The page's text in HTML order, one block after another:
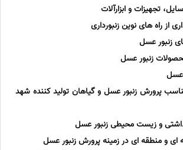
تجهیزات و ابزارآلات
از راه های نوین زنبورداری
زنبور عسل
زنبور عسل
عسل
پرورش زنبور عسل و گیاهان تولید کننده شهد
و زیست محیطی زنبور عسل
ای و منطقه ای در زمینه پرورش زنبور عسل